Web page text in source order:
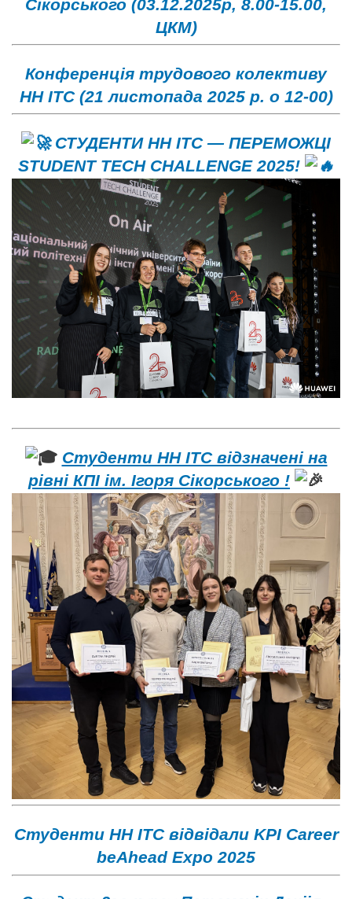
Сікорського (03.12.2025р, 8.00-15.00,
ЦКМ)
Конференція трудового колективу
НН ІТС (21 листопада 2025 р. о 12-00)
СТУДЕНТИ НН ІТС — ПЕРЕМОЖЦІ
STUDENT TECH CHALLENGE 2025!
Студенти НН ІТС відзначені на
рівні КПІ ім. Ігоря Сікорського !
Студенти НН ІТС відвідали KPI Career
beAhead Expo 2025